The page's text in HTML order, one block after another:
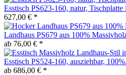
Esstisch PS623-160, natur, Tischplatte
627,00 € *
Landhaus PS679 aus 100%
ab 76,00 € *
Esstisch PS524-160, ausziehbar,
ab 686,00 € *